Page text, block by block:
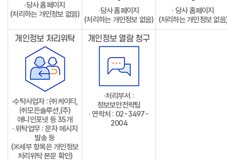
·당사 홈페이지
(처리하는 개인정보 없음)
·당사 홈페이지
(처리하는 개인정보 없음)
· 당사 홈페이지
(처리하는 개인정보 없음
개인정보 처리위탁
·수탁사업자 : ㈜케이티,
㈜모든솔루션,(주)
애니인포넷 등 35개
· 위탁업무 : 문자 메시지
발송 등
(※세부 항목은 개인정보
처리위탁 본문 확인)
개인정보 열람 청구
·처리부서 :
정보보안전략팀
· 연락처 : 02-3497-
2004